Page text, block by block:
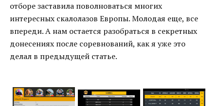
отборе заставила поволноваться многих
интересных скалолазов Европы. Молодая еще, все
впереди. А нам остается разобраться в секретных
донесениях после соревнований, как я уже это
делал в предыдущей статье.